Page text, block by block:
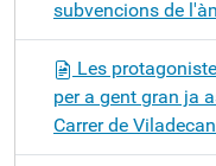
subvencions de
Les
per a gent gran ja
Carrer de